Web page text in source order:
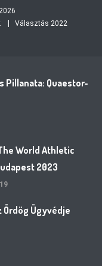
Választás 2022
Pillanata: Quaestor-
World Athletic
2023
Ördög Ügyvédje